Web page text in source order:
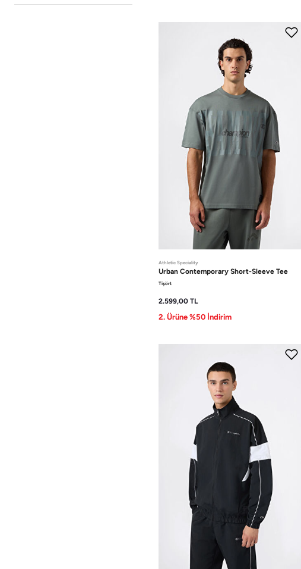
Athletic Speciality
Urban Contemporary Short-Sleeve Tee
Tişört
2.599,00 TL
2. Ürüne %50 İndirim